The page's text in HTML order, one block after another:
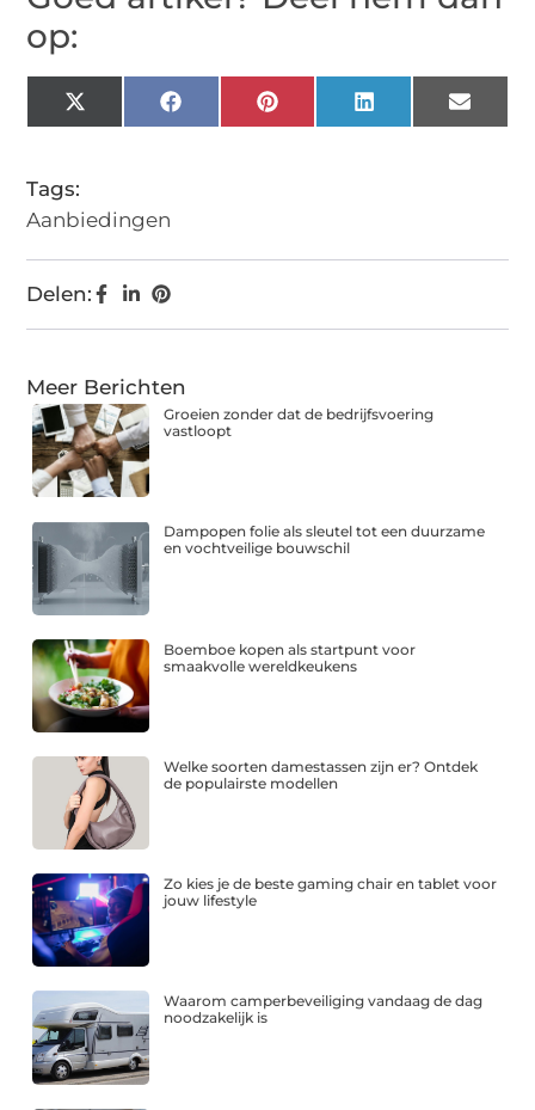
op:
X
(Twitter)
FacebookPinterestLinkedIn Email
Tags:
Aanbiedingen
Delen:
Meer Berichten
Groeien zonder dat de bedrijfsvoering
vastloopt
Dampopen folie als sleutel tot een duurzame
en vochtveilige bouwschil
Boemboe kopen als startpunt voor
smaakvolle wereldkeukens
Welke soorten damestassen zijn er? Ontdek
de populairste modellen
Zo kies je de beste gaming chair en tablet voor
jouw lifestyle
Waarom camperbeveiliging vandaag de dag
noodzakelijk is